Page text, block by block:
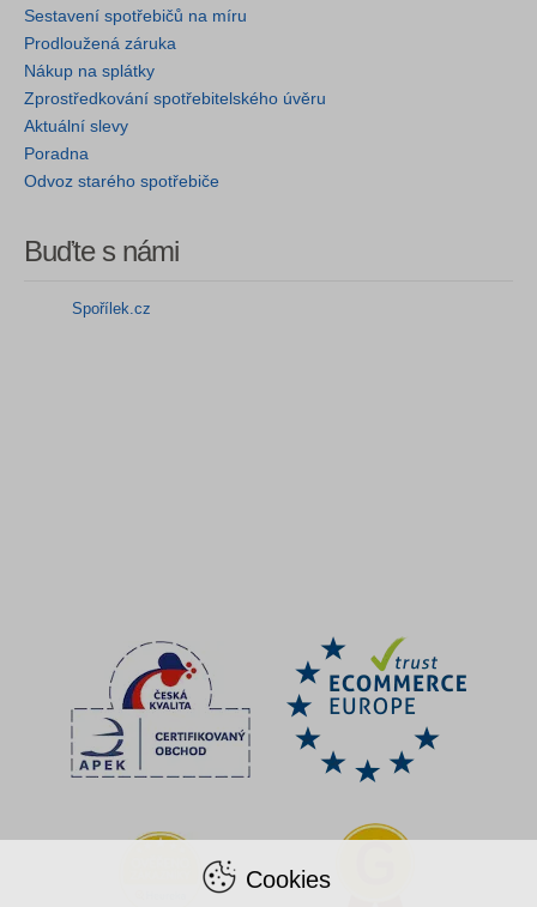
Sestavení spotřebičů na míru
Prodloužená záruka
Nákup na splátky
Zprostředkování spotřebitelského úvěru
Aktuální slevy
Poradna
Odvoz starého spotřebiče
Buďte s námi
Spořílek.cz
Cookies